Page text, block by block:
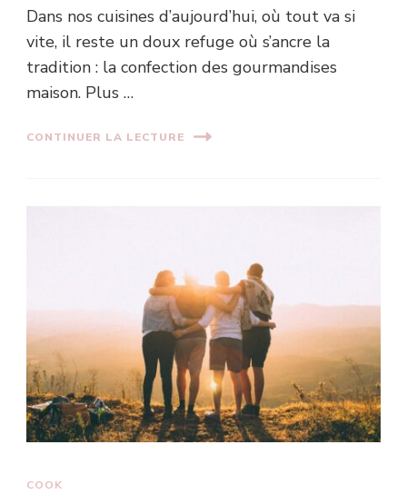
Dans nos cuisines d’aujourd’hui, où tout va si
vite, il reste un doux refuge où s’ancre la
tradition : la confection des gourmandises
maison. Plus …
CONTINUER LA LECTURE
COOK